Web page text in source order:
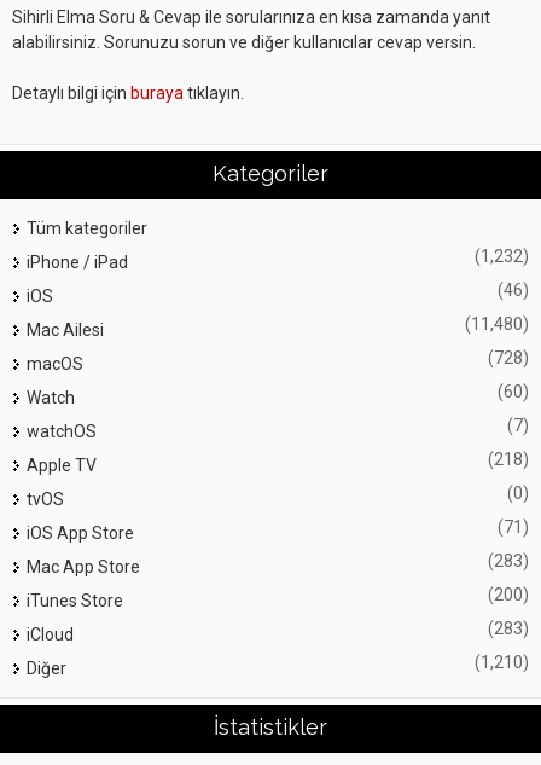
Sihirli Elma Soru & Cevap ile sorularınıza en kısa zamanda yanıt
alabilirsiniz. Sorunuzu sorun ve diğer kullanıcılar cevap versin.
Detaylı bilgi için buraya tıklayın.
Kategoriler
Tüm kategoriler
iPhone / iPad
(1,232)
iOS (46)
Mac Ailesi (11,480)
macOS (728)
Watch (60)
watchOS (7)
Apple TV (218)
tvOS (0)
iOS App Store (71)
Mac App Store (283)
iTunes Store (200)
iCloud (283)
Diğer (1,210)
İstatistikler